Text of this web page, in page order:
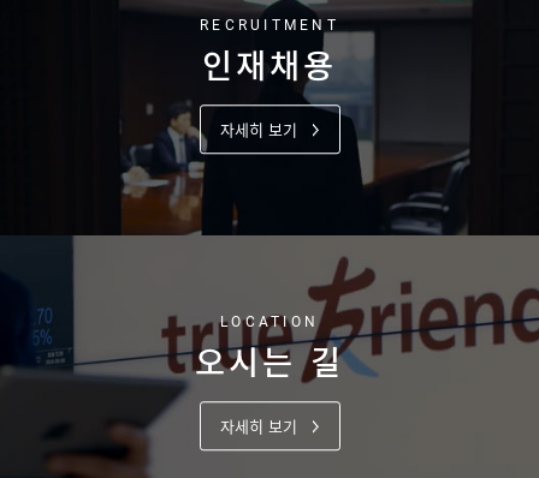
RECRUITMENT
인재채용
자세히 보기
LOCATION
오시는 길
자세히 보기